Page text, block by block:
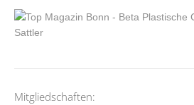
Mitgliedschaften: